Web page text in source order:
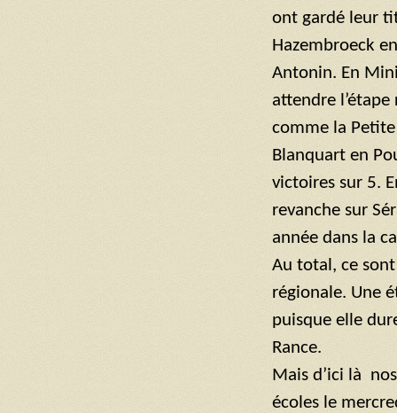
ont gardé leur
Hazembroeck
Antonin. En
attendre
comme la Petite
Blanquart en
victoires sur 5.
revanche sur
année dans la
Au total, ce
régionale. Une
puisque elle
Rance.
Mais d’ici là
écoles le